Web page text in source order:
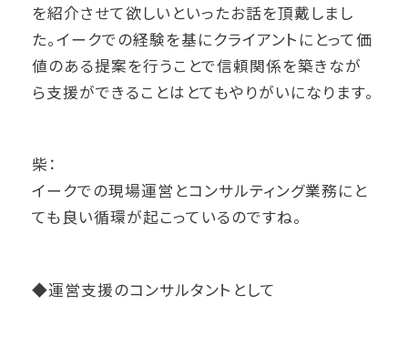
を紹介させて欲しいといったお話を頂戴しまし
た。イークでの経験を基にクライアントにとって価
値のある提案を行うことで信頼関係を築きなが
ら支援ができることはとてもやりがいになります。
柴：
イークでの現場運営とコンサルティング業務にと
ても良い循環が起こっているのですね。
◆運営支援のコンサルタントとして